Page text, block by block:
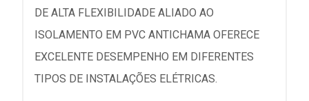
DE ALTA FLEXIBILIDADE ALIADO AO
ISOLAMENTO EM PVC ANTICHAMA OFERECE
EXCELENTE DESEMPENHO EM DIFERENTES
TIPOS DE INSTALAÇÕES ELÉTRICAS.